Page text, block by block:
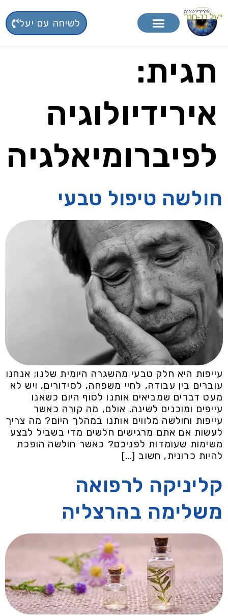
לשיחה עם יעל
תגית:
אירידיולוגיה
לפיברומיאלגיה
חולשה טיפול טבעי
עייפות היא חלק טבעי מהשגרה היומית שלנו; אנחנו
עוברים בין עבודה, לחיי משפחה, לסידורים, ויש לא
מעט דברים שמביאים אותנו לסוף היום כשאנו
עייפים ומוכנים לשינה. אולם, מה קורה כאשר
עייפות וחולשה מלווים אותנו במהלך היום? מה צריך
לעשות אם אתם מרגישים חלשים מדי בשביל לבצע
משימות שעומדות לפניכם? כאשר חולשה הופכת
להיות כרונית, חשוב […]
קליניקה לרפואה
משלימה בהרצליה